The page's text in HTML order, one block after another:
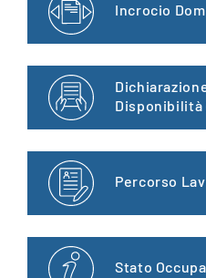
Incrocio
Disponibilità
Percorso
Stato